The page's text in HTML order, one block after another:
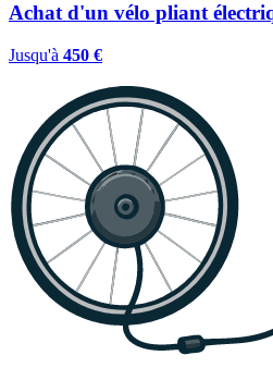
Achat d'un vélo pliant
Jusqu'à 450 €